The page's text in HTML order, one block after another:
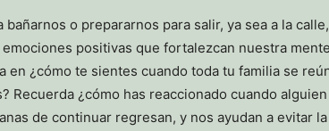
o prepararnos para salir, ya sea a la
positivas que fortalezcan nuestra
en ¿cómo te sientes cuando toda tu familia se
Recuerda ¿cómo has reaccionado cuando
de continuar regresan, y nos ayudan a evitar